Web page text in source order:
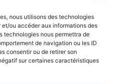
nous utilisons des technologies
ou accéder aux informations des
technologies nous permettra de
de navigation ou les ID
consentir ou de retirer son
sur certaines caractéristiques